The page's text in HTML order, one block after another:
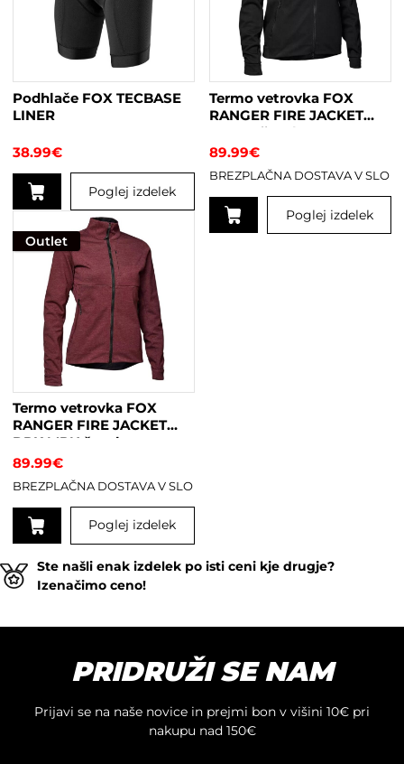
Možnosti
izberete
strani
izdelka
Možnosti
lahko
izberete
strani
izdelka
Podhlače FOX TECBASE
LINER
38.99€
Poglej izdelek
izdelek
ima
različic.
Možnosti
lahko
izberete
strani
izdelka
Termo vetrovka FOX
RANGER FIRE JACKET
BLACK ženska
89.99€
BREZPLAČNA DOSTAVA V SLO
Poglej izdelek
Outlet
Termo vetrovka FOX
RANGER FIRE JACKET
DRK MRN ženska
89.99€
BREZPLAČNA DOSTAVA V SLO
Poglej izdelek
izdelek
ima
različic.
Ste našli enak izdelek po isti ceni kje drugje?
Izenačimo ceno!
PRIDRUŽI SE NAM
Prijavi se na naše novice in prejmi bon v višini 10€ pri
nakupu nad 150€